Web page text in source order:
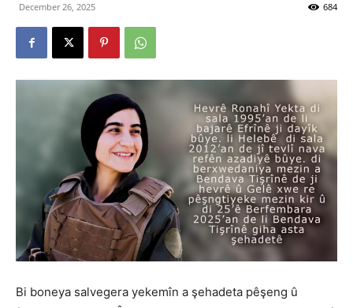
December 26, 2025 684
Bi boneya salvegera yekemîn a şehadeta pêşeng û